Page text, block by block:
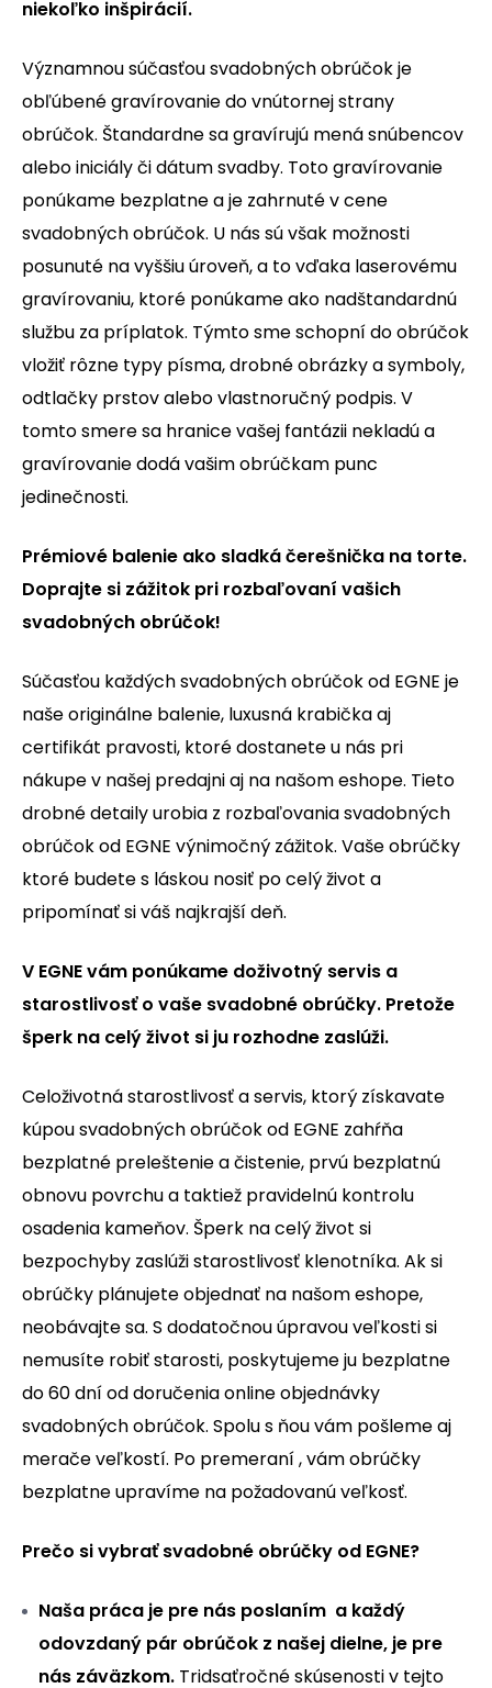
niekoľko inšpirácií.
Významnou súčasťou svadobných obrúčok je
obľúbené gravírovanie do vnútornej strany
obrúčok. Štandardne sa gravírujú mená snúbencov
alebo iniciály či dátum svadby. Toto gravírovanie
ponúkame bezplatne a je zahrnuté v cene
svadobných obrúčok. U nás sú však možnosti
posunuté na vyššiu úroveň, a to vďaka laserovému
gravírovaniu, ktoré ponúkame ako nadštandardnú
službu za príplatok. Týmto sme schopní do obrúčok
vložiť rôzne typy písma, drobné obrázky a symboly,
odtlačky prstov alebo vlastnoručný podpis. V
tomto smere sa hranice vašej fantázii nekladú a
gravírovanie dodá vašim obrúčkam punc
jedinečnosti.
Prémiové balenie ako sladká čerešnička na torte.
Doprajte si zážitok pri rozbaľovaní vašich
svadobných obrúčok!
Súčasťou každých svadobných obrúčok od EGNE je
naše originálne balenie, luxusná krabička aj
certifikát pravosti, ktoré dostanete u nás pri
nákupe v našej predajni aj na našom eshope. Tieto
drobné detaily urobia z rozbaľovania svadobných
obrúčok od EGNE výnimočný zážitok. Vaše obrúčky
ktoré budete s láskou nosiť po celý život a
pripomínať si váš najkrajší deň.
V EGNE vám ponúkame doživotný servis a
starostlivosť o vaše svadobné obrúčky. Pretože
šperk na celý život si ju rozhodne zaslúži.
Celoživotná starostlivosť a servis, ktorý získavate
kúpou svadobných obrúčok od EGNE zahŕňa
bezplatné preleštenie a čistenie, prvú bezplatnú
obnovu povrchu a taktiež pravidelnú kontrolu
osadenia kameňov. Šperk na celý život si
bezpochyby zaslúži starostlivosť klenotníka. Ak si
obrúčky plánujete objednať na našom eshope,
neobávajte sa. S dodatočnou úpravou veľkosti si
nemusíte robiť starosti, poskytujeme ju bezplatne
do 60 dní od doručenia online objednávky
svadobných obrúčok. Spolu s ňou vám pošleme aj
merače veľkostí. Po premeraní , vám obrúčky
bezplatne upravíme na požadovanú veľkosť.
Prečo si vybrať svadobné obrúčky od EGNE?
Naša práca je pre nás poslaním a každý
odovzdaný pár obrúčok z našej dielne, je pre
nás záväzkom. Tridsaťročné skúsenosti v tejto